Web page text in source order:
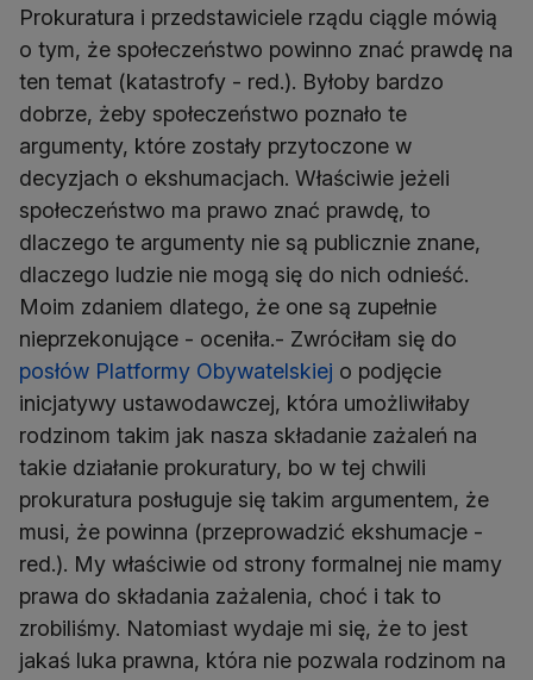
Prokuratura i przedstawiciele rządu ciągle mówią
o tym, że społeczeństwo powinno znać prawdę na
ten temat (katastrofy - red.). Byłoby bardzo
dobrze, żeby społeczeństwo poznało te
argumenty, które zostały przytoczone w
decyzjach o ekshumacjach. Właściwie jeżeli
społeczeństwo ma prawo znać prawdę, to
dlaczego te argumenty nie są publicznie znane,
dlaczego ludzie nie mogą się do nich odnieść.
Moim zdaniem dlatego, że one są zupełnie
nieprzekonujące - oceniła.- Zwróciłam się do
posłów Platformy Obywatelskiej o podjęcie
inicjatywy ustawodawczej, która umożliwiłaby
rodzinom takim jak nasza składanie zażaleń na
takie działanie prokuratury, bo w tej chwili
prokuratura posługuje się takim argumentem, że
musi, że powinna (przeprowadzić ekshumacje -
red.). My właściwie od strony formalnej nie mamy
prawa do składania zażalenia, choć i tak to
zrobiliśmy. Natomiast wydaje mi się, że to jest
jakaś luka prawna, która nie pozwala rodzinom na